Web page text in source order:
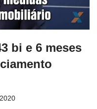
bi e 6 meses